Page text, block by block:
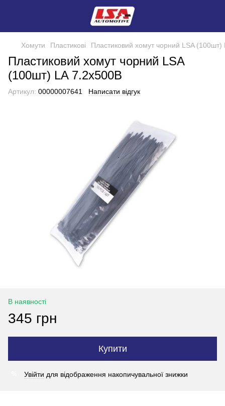
Хомути Пластикові Пластиковий хомут чорний LSA (100шт)
Пластиковий хомут чорний LSA
(100шт) LA 7.2х500B
Артикул: 00000007641 Написати відгук
В наявності
345 грн
Купити
Увійти для відображення накопичувальної знижки